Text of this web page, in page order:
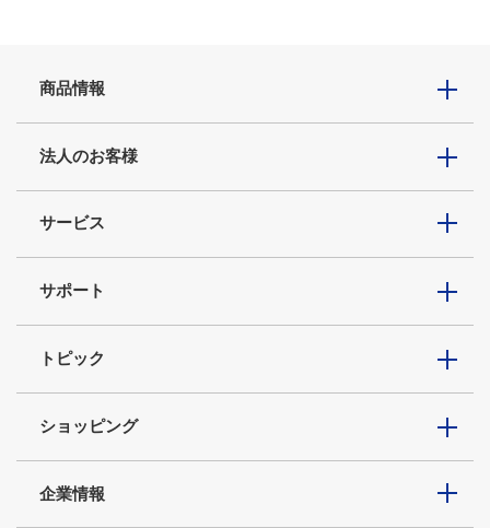
商品情報
法人のお客様
サービス
サポート
トピック
ショッピング
企業情報